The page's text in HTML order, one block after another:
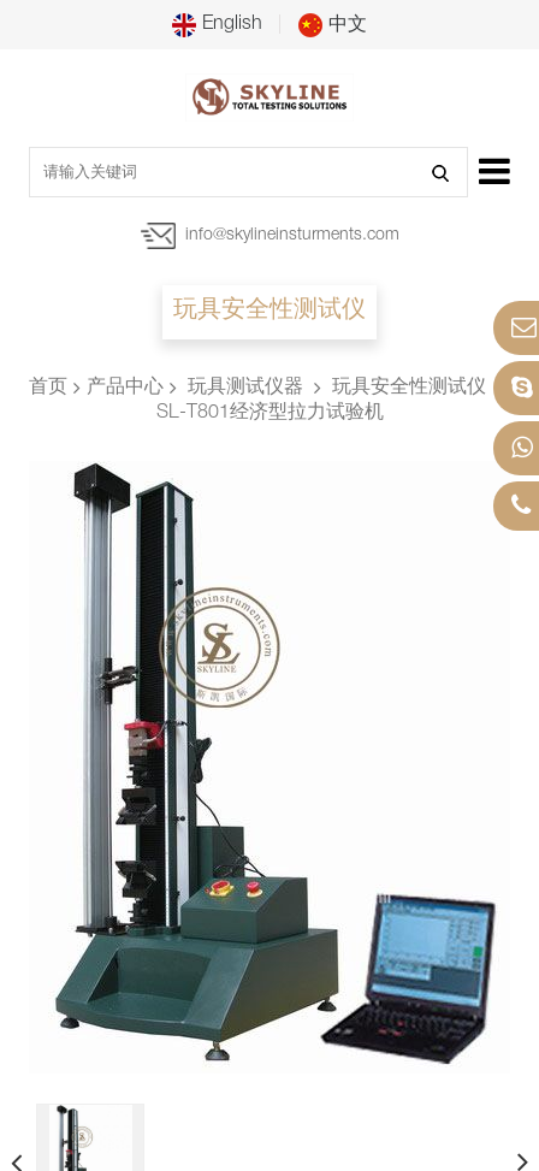
English 中文
info@skylineinsturments.com
玩具安全性测试仪
首页 产品中心 玩具测试仪器
玩具安全性测试仪
SL-T801经济型拉力试验机